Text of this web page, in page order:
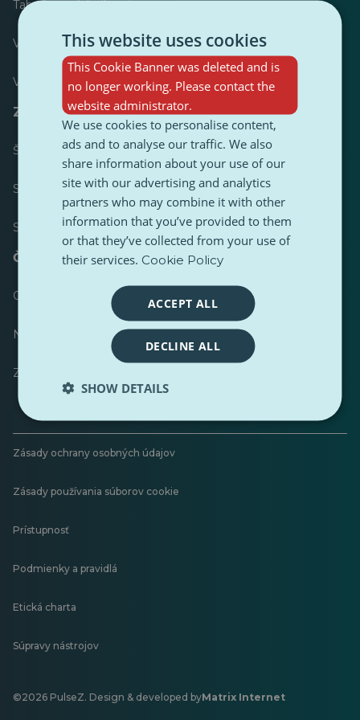
Tabuľka s výsledkami
Väčšina publikovaných
Väčšina nasledovala
Zdroje pre novinárov
Štýlový sprievodca obsahu PulseZ
Sprievodca príspevkami prispievateľov PulseZ
Súpravy nástrojov
Často kladené otázky
Odoslať žiadosť
Nahlásiť problém
Zanechať spätnú väzbu
Zásady ochrany osobných údajov
Zásady používania súborov cookie
Prístupnosť
Podmienky a pravidlá
Etická charta
Súpravy nástrojov
©2026 PulseZ. Design & developed byMatrix Internet
Otvorí
This website uses cookies
This Cookie Banner was deleted and is
no longer working. Please contact the
website administrator.
We use cookies to personalise content,
ads and to analyse our traffic. We also
share information about your use of our
site with our advertising and analytics
partners who may combine it with other
information that you’ve provided to them
or that they’ve collected from your use of
their services. Cookie Policy
ACCEPT ALL
DECLINE ALL
SHOW DETAILS